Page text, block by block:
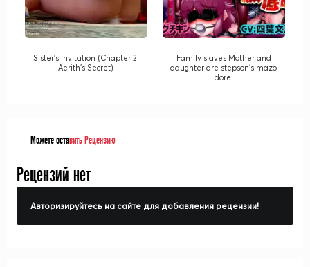
Sister's Invitation (Chapter 2:
Aerith's Secret)
Family slaves Mother and
daughter are stepson's mazo
dorei
Можете оставить Рецензию
Рецензий нет
Авторизируйтесь на сайте для добавления рецензии!